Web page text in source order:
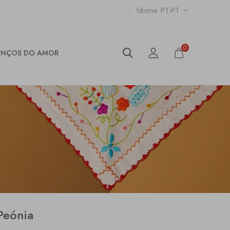
Idioma PT-PT
DO AMOR 0